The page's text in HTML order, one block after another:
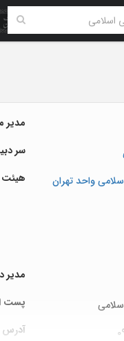
واحد تهران
مدیر
سر
هیئت
مدیر
پست
آدرس